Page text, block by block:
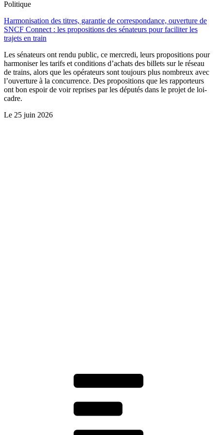
Politique
Harmonisation des titres, garantie de correspondance, ouverture de
SNCF Connect : les propositions des sénateurs pour faciliter les
trajets en train
Les sénateurs ont rendu public, ce mercredi, leurs propositions pour
harmoniser les tarifs et conditions d’achats des billets sur le réseau
de trains, alors que les opérateurs sont toujours plus nombreux avec
l’ouverture à la concurrence. Des propositions que les rapporteurs
ont bon espoir de voir reprises par les députés dans le projet de loi-
cadre.
Le 25 juin 2026